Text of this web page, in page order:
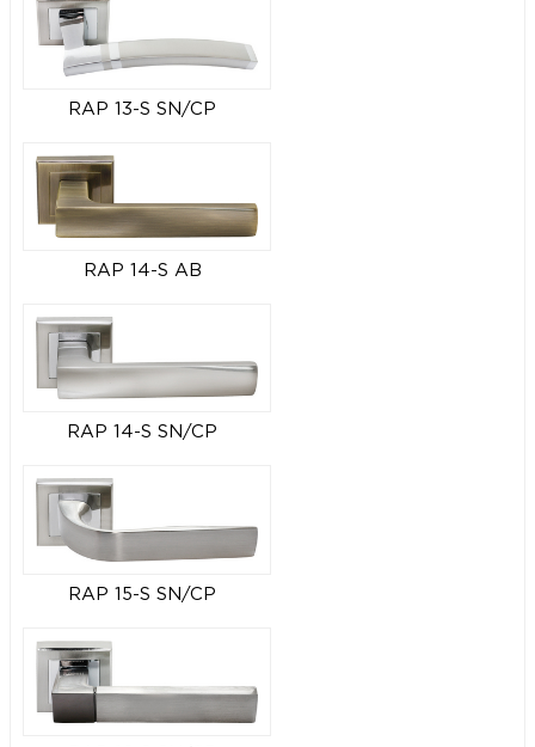
RAP 13-S SN/CP
RAP 14-S AB
RAP 14-S SN/CP
RAP 15-S SN/CP